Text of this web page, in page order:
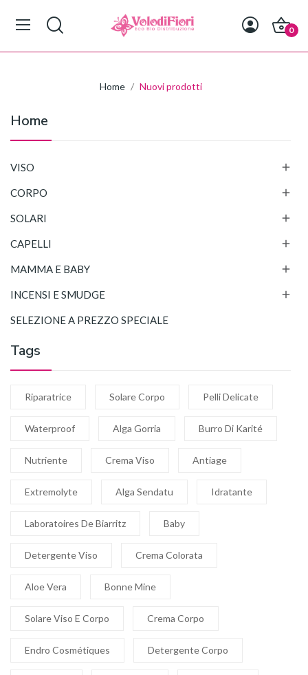
0
Home Nuovi prodotti
Home
VISO 
CORPO 
SOLARI 
CAPELLI 
MAMMA E BABY 
INCENSI E SMUDGE 
SELEZIONE A PREZZO SPECIALE
Tags
Riparatrice Solare Corpo Pelli Delicate
Waterproof Alga Gorria Burro Di Karité
Nutriente Crema Viso Antiage
Extremolyte Alga Sendatu Idratante
Laboratoires De Biarritz Baby
Detergente Viso Crema Colorata
Aloe Vera Bonne Mine
Solare Viso E Corpo Crema Corpo
Endro Cosmétiques Detergente Corpo